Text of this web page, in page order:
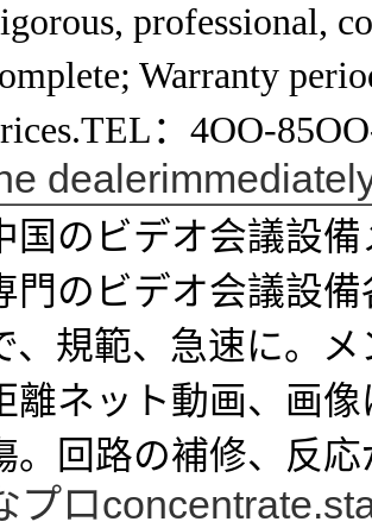
professional,
Warranty
：4OO-
dealer
国のビデオ会議設
門のビデオ会議設
、規範、急速に。
離ネット動画、画
。回路の補修、反
プロ